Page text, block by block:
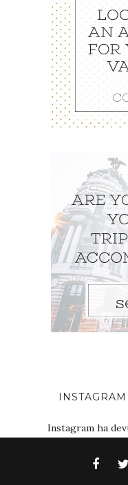
Instagram ha